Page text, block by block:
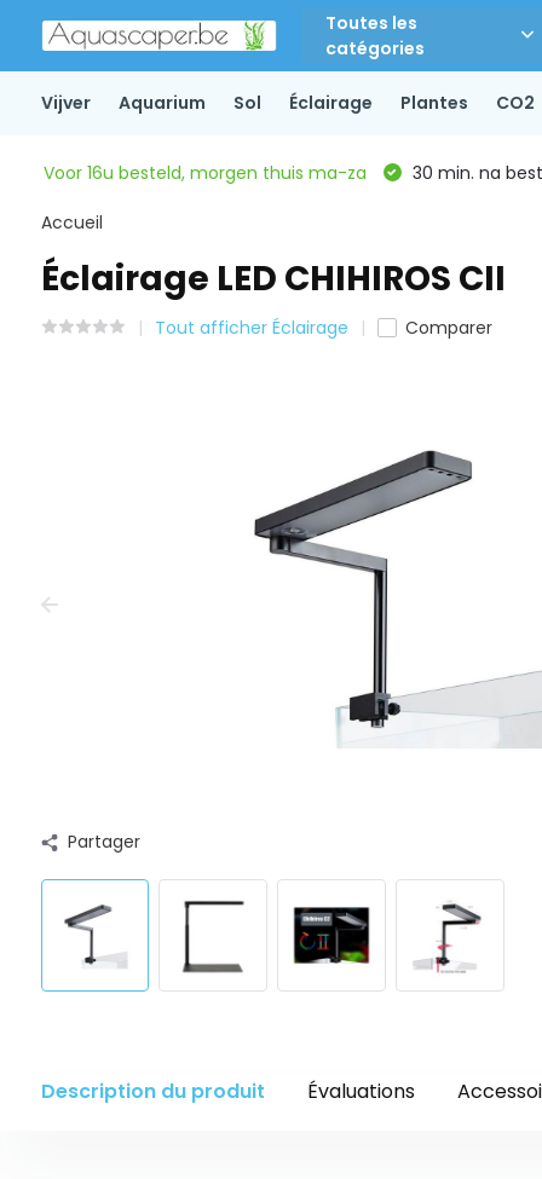
Toutes les
catégories
Vijver Aquarium Sol Éclairage Plantes CO2
Voor 16u besteld, morgen thuis ma-za 30 min. na
Accueil
Éclairage LED CHIHIROS CII
Tout afficher Éclairage Comparer
Partager
Description du produit Évaluations